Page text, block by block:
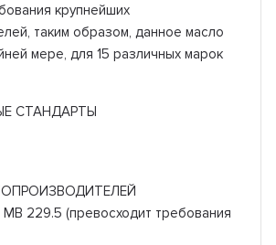
крупнейших
таким образом, данное масло
мере, для 15 различных марок
СТАНДАРТЫ
MB 229.5 (превосходит требования